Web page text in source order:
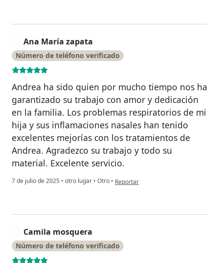
Ana María zapata
Número de teléfono verificado
Andrea ha sido quien por mucho tiempo nos ha
garantizado su trabajo con amor y dedicación
en la familia. Los problemas respiratorios de mi
hija y sus inflamaciones nasales han tenido
excelentes mejorías con los tratamientos de
Andrea. Agradezco su trabajo y todo su
material. Excelente servicio.
7 de julio de 2025 • otro lugar • Otro • en opinión del usuario Ana María
Reportar
Camila mosquera
Número de teléfono verificado